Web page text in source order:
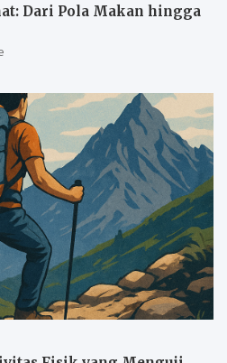
Dari Pola Makan hingga